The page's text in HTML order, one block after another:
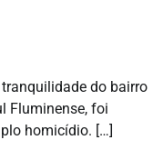
do bairro
Fluminense, foi
homicídio. […]